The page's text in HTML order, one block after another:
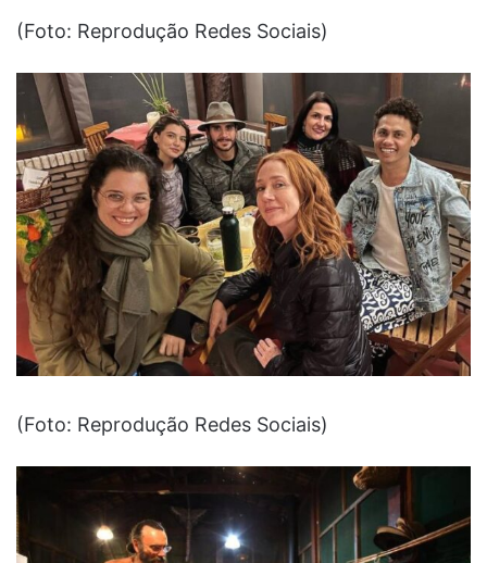
(Foto: Reprodução Redes Sociais)
(Foto: Reprodução Redes Sociais)